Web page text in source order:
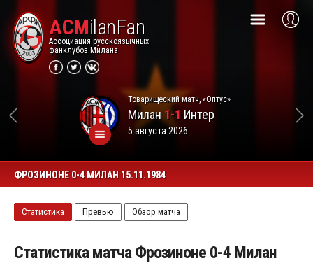
ACMilanFan
Ассоциация русскоязычных
фанклубов Милана
Товарищеский матч, «Оптус»
Милан1-1 Интер
5 августа 2026
ФРОЗИНОНЕ 0-4 МИЛАН 15.11.1984
Статистика Превью Обзор матча
Статистика матча Фрозиноне 0-4 Милан